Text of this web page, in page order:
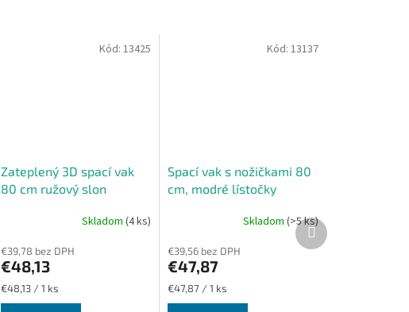
Zateplený 3D spací vak
80 cm ružový slon
Skladom(4 ks)
€39,78 bez DPH
€48,13
Jednotková
cena:
€48,13 / 1 ks
Kód:13425
Spací vak s nožičkami 80
cm, modré lístočky
Skladom (>5 ks)
€39,56 bez DPH
€47,87
Jednotková
cena:
€47,87 / 1 ks
Kód: 13137
Ďalší
produkt